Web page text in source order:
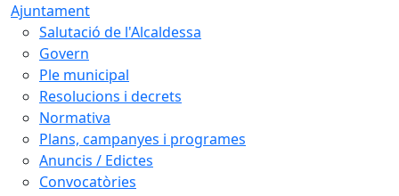
Ajuntament
Salutació de l'Alcaldessa
Govern
Ple municipal
Resolucions i decrets
Normativa
Plans, campanyes i programes
Anuncis / Edictes
Convocatòries